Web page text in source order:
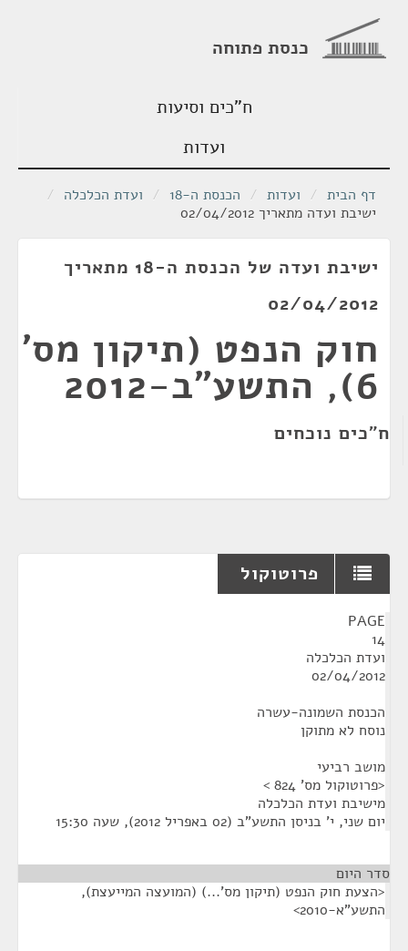
כנסת פתוחה
ח"כים וסיעות
ועדות
דף הבית / ועדות / הכנסת ה-18 / ועדת הכלכלה /
ישיבת ועדה מתאריך 02/04/2012
ישיבת ועדה של הכנסת ה-18 מתאריך
02/04/2012
חוק הנפט (תיקון מס'
6), התשע"ב-2012
ח"כים נוכחים
פרוטוקול
PAGE
14
ועדת הכלכלה
02/04/2012
הכנסת השמונה-עשרה
נוסח לא מתוקן
מושב רביעי
<פרוטוקול מס' 824 >
מישיבת ועדת הכלכלה
יום שני, י' בניסן התשע"ב (02 באפריל 2012), שעה 15:30
סדר היום
<הצעת חוק הנפט (תיקון מס'...) (המועצה המייעצת),
התשע"א-2010>